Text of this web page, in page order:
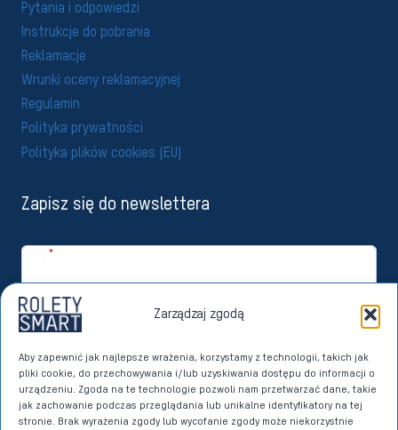
Zarządzaj zgodą
Aby zapewnić jak najlepsze wrażenia, korzystamy z technologii, takich jak
pliki cookie, do przechowywania i/lub uzyskiwania dostępu do informacji o
urządzeniu. Zgoda na te technologie pozwoli nam przetwarzać dane, takie
jak zachowanie podczas przeglądania lub unikalne identyfikatory na tej
stronie. Brak wyrażenia zgody lub wycofanie zgody może niekorzystnie
Pytania i odpowiedzi
Instrukcje do pobrania
Reklamacje
Wrunki oceny reklamacyjnej
Regulamin
Polityka prywatności
Polityka plików cookies (EU)
Zapisz się do newslettera
*
Email*
Zapisuję się
Wyrażam zgodę na przetwarzanie moich danych osobowych przez
Imperoll sp. z o.o. z siedzibą w Sierakowicach w celach marketingu
bezpośredniego dotyczącego własnych produktów i usług. Dane w